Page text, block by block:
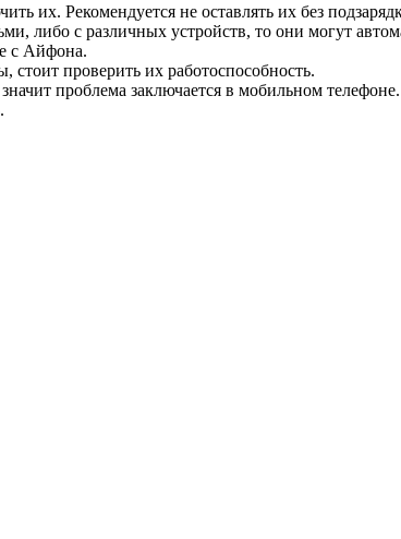
их. Рекомендуется не оставлять их без
либо с различных устройств, то они могут
с Айфона.
проверить их работоспособность.
проблема заключается в мобильном телефоне.